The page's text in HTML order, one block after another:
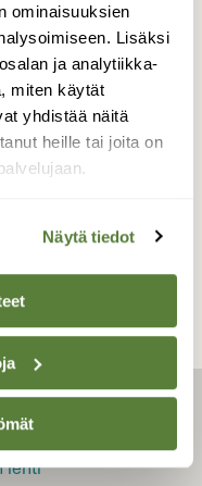
ominaisuuksien
Lisäksi
ja analytiikka-
miten käytät
yhdistää näitä
heille tai joita on
Näytä tiedot
Lahti 18.5.2025
lehti